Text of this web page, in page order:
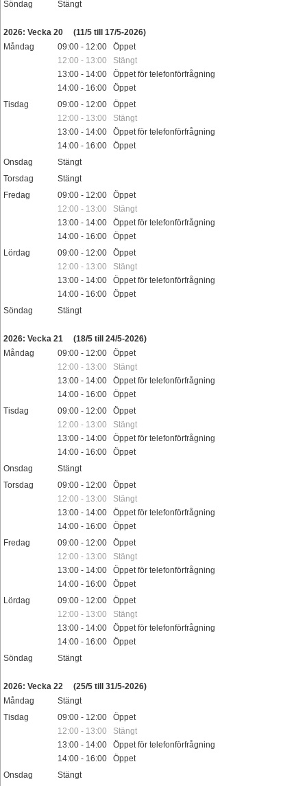
Söndag
Stängt
2026: Vecka 20
(11/5 till 17/5-2026)
Måndag
09:00 - 12:00 Öppet
12:00 - 13:00 Stängt
13:00 - 14:00 Öppet för telefonförfrågning
14:00 - 16:00 Öppet
Tisdag
09:00 - 12:00 Öppet
12:00 - 13:00 Stängt
13:00 - 14:00 Öppet för telefonförfrågning
14:00 - 16:00 Öppet
Onsdag
Stängt
Torsdag
Stängt
Fredag
09:00 - 12:00 Öppet
12:00 - 13:00 Stängt
13:00 - 14:00 Öppet för telefonförfrågning
14:00 - 16:00 Öppet
Lördag
09:00 - 12:00 Öppet
12:00 - 13:00 Stängt
13:00 - 14:00 Öppet för telefonförfrågning
14:00 - 16:00 Öppet
Söndag
Stängt
2026: Vecka 21
(18/5 till 24/5-2026)
Måndag
09:00 - 12:00 Öppet
12:00 - 13:00 Stängt
13:00 - 14:00 Öppet för telefonförfrågning
14:00 - 16:00 Öppet
Tisdag
09:00 - 12:00 Öppet
12:00 - 13:00 Stängt
13:00 - 14:00 Öppet för telefonförfrågning
14:00 - 16:00 Öppet
Onsdag
Stängt
Torsdag
09:00 - 12:00 Öppet
12:00 - 13:00 Stängt
13:00 - 14:00 Öppet för telefonförfrågning
14:00 - 16:00 Öppet
Fredag
09:00 - 12:00 Öppet
12:00 - 13:00 Stängt
13:00 - 14:00 Öppet för telefonförfrågning
14:00 - 16:00 Öppet
Lördag
09:00 - 12:00 Öppet
12:00 - 13:00 Stängt
13:00 - 14:00 Öppet för telefonförfrågning
14:00 - 16:00 Öppet
Söndag
Stängt
2026: Vecka 22
(25/5 till 31/5-2026)
Måndag
Stängt
Tisdag
09:00 - 12:00 Öppet
12:00 - 13:00 Stängt
13:00 - 14:00 Öppet för telefonförfrågning
14:00 - 16:00 Öppet
Onsdag
Stängt